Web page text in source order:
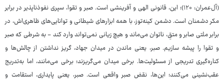
(آل‌عمران: ۱۲۰)؛ این، قانونی الهی و آفرینشی است. صبر و تقوا، سپری نفوذناپذیر در برابر
مکر دشمنان است. دشمن کینه‌توز، با همه ابزارهای شیطانی و توانایی‌های ظاهری‌اش، در
برابر ملتی صابر و متقِ، ناتوان می‌ماند و هیچ زیانی نمی‌تواند وارد کند - به شرطی که صبر
و تقوا را پیشه سازیم. صبر، یعنی ماندن در میدان جهاد، گریز نداشتن از چالش‌ها و
کناره‌گیری تدریجی از مسئولیت‌ها. برخی میدان می‌گریزند؛ برخی می‌مانند، اما به‌تدریج
عقب‌نشینی می‌کنند؛ این‌ها، نقض صبر واقعی است. صبر، یعنی پایداری، استقامت و